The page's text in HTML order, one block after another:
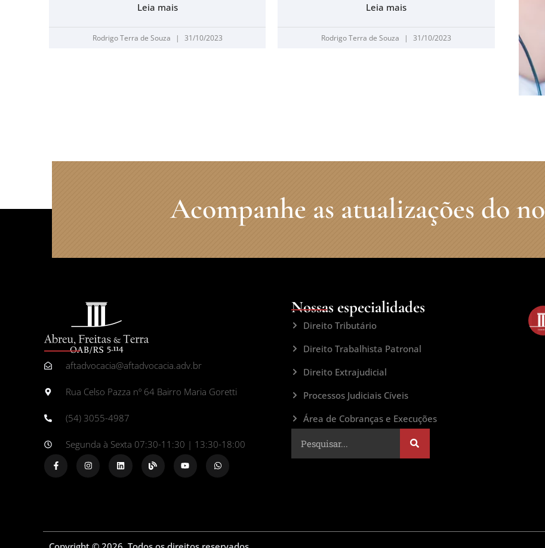
Leia mais
Rodrigo Terra de Souza 31/10/2023
Leia mais
Rodrigo Terra de Souza 31/10/2023
Acompanhe as atualizações do
aftadvocacia@aftadvocacia.adv.br
Rua Celso Pazza nº 64 Bairro Maria Goretti
(54) 3055-4987
Segunda à Sexta 07:30-11:30 | 13:30-18:00
Nossas especialidades
Direito Tributário
Direito Trabalhista Patronal
Direito Extrajudicial
Processos Judiciais Cíveis
Área de Cobranças e Execuções